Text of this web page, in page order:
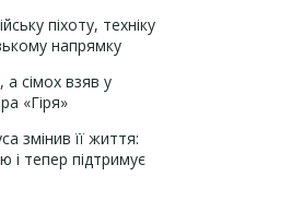
піхоту, техніку
напрямку
а сімох взяв у
«Гіря»
змінив її життя:
і тепер підтримує